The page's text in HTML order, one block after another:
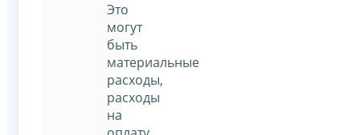
Это
могут
быть
материальные
расходы,
расходы
на